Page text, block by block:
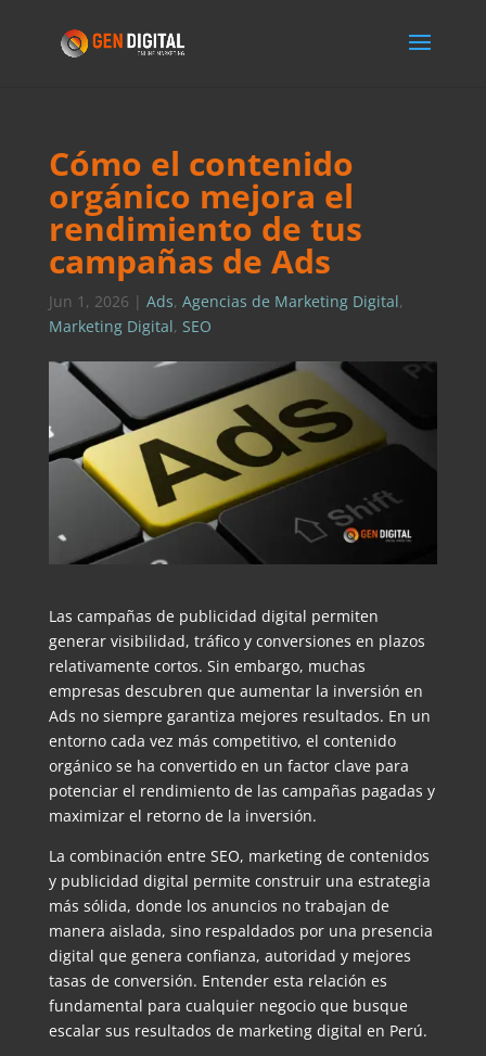
Cómo el contenido
orgánico mejora el
rendimiento de tus
campañas de Ads
Jun 1, 2026 | Ads, Agencias de Marketing Digital,
Marketing Digital, SEO
Las campañas de publicidad digital permiten
generar visibilidad, tráfico y conversiones en plazos
relativamente cortos. Sin embargo, muchas
empresas descubren que aumentar la inversión en
Ads no siempre garantiza mejores resultados. En un
entorno cada vez más competitivo, el contenido
orgánico se ha convertido en un factor clave para
potenciar el rendimiento de las campañas pagadas y
maximizar el retorno de la inversión.
La combinación entre SEO, marketing de contenidos
y publicidad digital permite construir una estrategia
más sólida, donde los anuncios no trabajan de
manera aislada, sino respaldados por una presencia
digital que genera confianza, autoridad y mejores
tasas de conversión. Entender esta relación es
fundamental para cualquier negocio que busque
escalar sus resultados de marketing digital en Perú.